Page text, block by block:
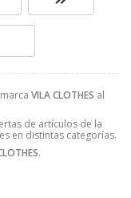
VILA CLOTHES al
de artículos de la
en distintas categorías.
.